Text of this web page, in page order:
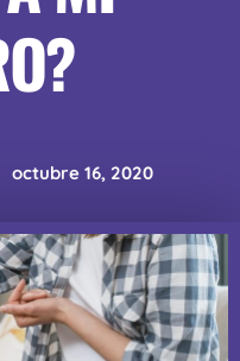
octubre 16, 2020